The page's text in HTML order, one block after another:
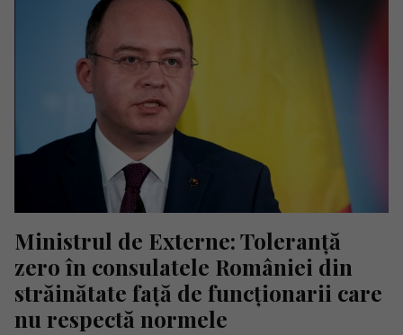
Ministrul de Externe: Toleranță
zero în consulatele României din
străinătate față de funcționarii care
nu respectă normele